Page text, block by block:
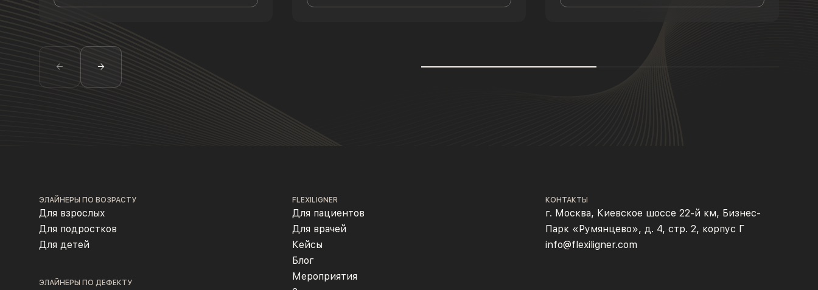
ЭЛАЙНЕРЫ ПО ВОЗРАСТУ
Для взрослых
Для подростков
Для детей
ЭЛАЙНЕРЫ ПО ДЕФЕКТУ
FLEXILIGNER
Для пациентов
Для врачей
Кейсы
Блог
Мероприятия
КОНТАКТЫ
г. Москва, Киевское шоссе 22-й км, Бизнес-
Парк «Румянцево», д. 4, стр. 2, корпус Г
info@flexiligner.com